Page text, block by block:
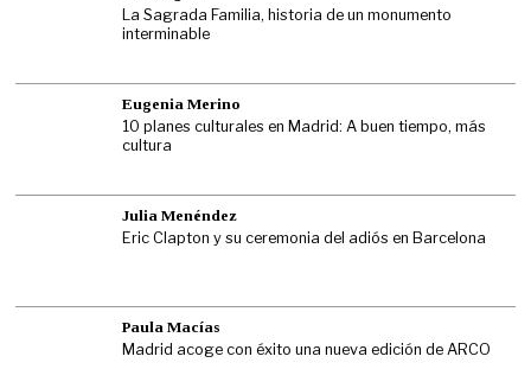
La Sagrada Familia, historia de un monumento
interminable
Eugenia Merino
10 planes culturales en Madrid: A buen tiempo, más
cultura
Julia Menéndez
Eric Clapton y su ceremonia del adiós en Barcelona
Paula Macías
Madrid acoge con éxito una nueva edición de ARCO